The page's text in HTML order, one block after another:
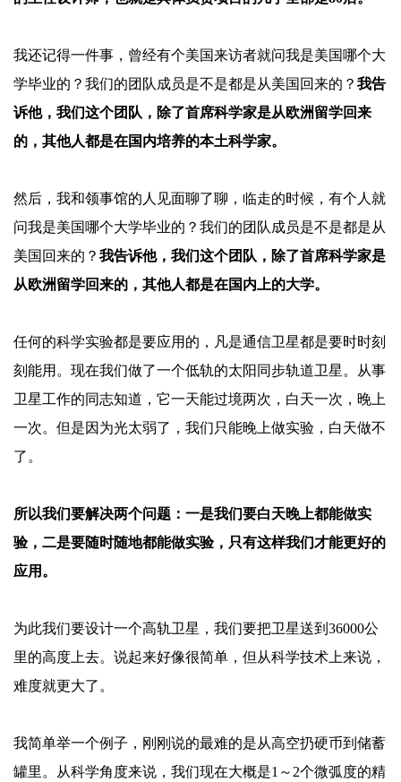
我还记得一件事，曾经有个美国来访者就问我是美国哪个大
学毕业的？我们的团队成员是不是都是从美国回来的？ 我告
诉他，我们这个团队，除了首席科学家是从欧洲留学回来
的，其他人都是在国内培养的本土科学家。
然后，我和领事馆的人见面聊了聊，临走的时候，有个人就
问我是美国哪个大学毕业的？我们的团队成员是不是都是从
美国回来的？ 我告诉他，我们这个团队，除了首席科学家是
从欧洲留学回来的，其他人都是在国内上的大学。
任何的科学实验都是要应用的，凡是通信卫星都是要时时刻
刻能用。现在我们做了一个低轨的太阳同步轨道卫星。从事
卫星工作的同志知道，它一天能过境两次，白天一次，晚上
一次。但是因为光太弱了，我们只能晚上做实验，白天做不
了。
所以我们要解决两个问题：一是我们要白天晚上都能做实
验，二是要随时随地都能做实验，只有这样我们才能更好的
应用。
为此我们要设计一个高轨卫星，我们要把卫星送到 36000公
里的高度上去。说起来好像很简单，但从科学技术上来说，
难度就更大了。
我简单举一个例子，刚刚说的最难的是从高空扔硬币到储蓄
罐里。从科学角度来说，我们现在大概是1～2个微弧度的精